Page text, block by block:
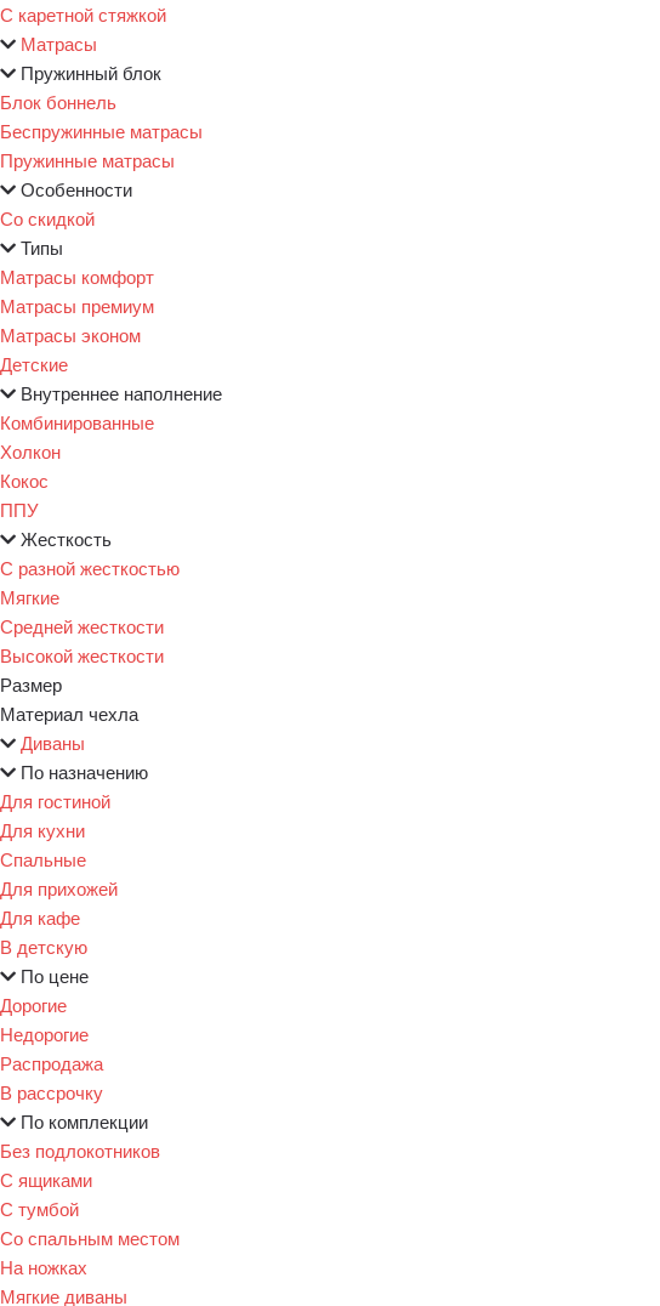
С каретной стяжкой
Матрасы
Пружинный блок
Блок боннель
Беспружинные матрасы
Пружинные матрасы
Особенности
Со скидкой
Типы
Матрасы комфорт
Матрасы премиум
Матрасы эконом
Детские
Внутреннее наполнение
Комбинированные
Холкон
Кокос
ППУ
Жесткость
С разной жесткостью
Мягкие
Средней жесткости
Высокой жесткости
Размер
Материал чехла
Диваны
По назначению
Для гостиной
Для кухни
Спальные
Для прихожей
Для кафе
В детскую
По цене
Дорогие
Недорогие
Распродажа
В рассрочку
По комплекции
Без подлокотников
С ящиками
С тумбой
Со спальным местом
На ножках
Мягкие диваны